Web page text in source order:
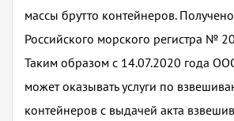
массы брутто контейнеров. Получено
Российского морского регистра №
Таким образом с 14.07.2020 года
может оказывать услуги по
контейнеров с выдачей акта